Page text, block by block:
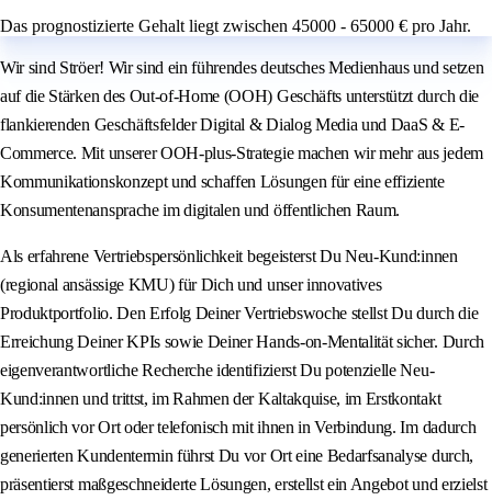
Das prognostizierte Gehalt liegt zwischen 45000 - 65000 € pro Jahr.
Wir sind Ströer! Wir sind ein führendes deutsches Medienhaus und setzen
auf die Stärken des Out-of-Home (OOH) Geschäfts unterstützt durch die
flankierenden Geschäftsfelder Digital & Dialog Media und DaaS & E-
Commerce. Mit unserer OOH-plus-Strategie machen wir mehr aus jedem
Kommunikationskonzept und schaffen Lösungen für eine effiziente
Konsumentenansprache im digitalen und öffentlichen Raum.
Als erfahrene Vertriebspersönlichkeit begeisterst Du Neu-Kund:innen
(regional ansässige KMU) für Dich und unser innovatives
Produktportfolio. Den Erfolg Deiner Vertriebswoche stellst Du durch die
Erreichung Deiner KPIs sowie Deiner Hands-on-Mentalität sicher. Durch
eigenverantwortliche Recherche identifizierst Du potenzielle Neu-
Kund:innen und trittst, im Rahmen der Kaltakquise, im Erstkontakt
persönlich vor Ort oder telefonisch mit ihnen in Verbindung. Im dadurch
generierten Kundentermin führst Du vor Ort eine Bedarfsanalyse durch,
präsentierst maßgeschneiderte Lösungen, erstellst ein Angebot und erzielst